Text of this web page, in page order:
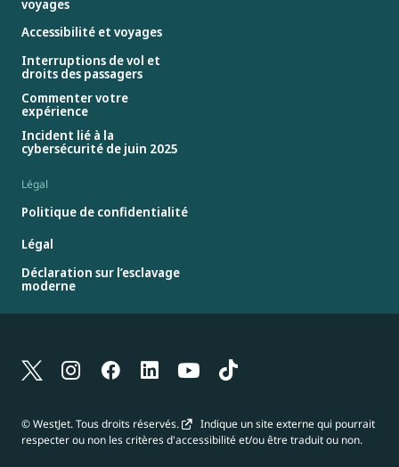
voyages
Accessibilité et voyages
Interruptions de vol et
droits des passagers
Commenter votre
expérience
Incident lié à la
cybersécurité de juin 2025
Légal
Politique de confidentialité
Légal
Déclaration sur l’esclavage
moderne
© WestJet. Tous droits réservés.
Indique un site externe qui pourrait
respecter ou non les critères d'accessibilité et/ou être traduit ou non.